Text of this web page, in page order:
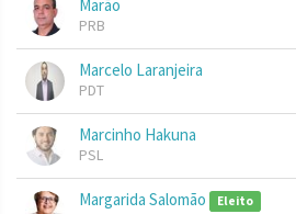
Marão
PRB
Marcelo Laranjeira
PDT
Marcinho Hakuna
PSL
Margarida Salomão Eleito